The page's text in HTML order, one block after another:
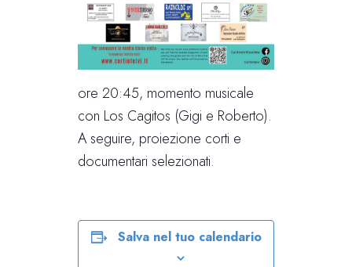
ore 20:45, momento musicale
con Los Cagitos (Gigi e Roberto).
A seguire, proiezione corti e
documentari selezionati.
Salva nel tuo calendario